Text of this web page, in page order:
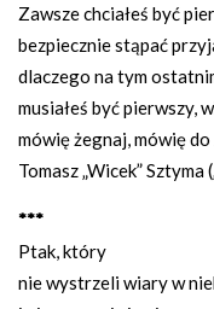
Zawsze chciałeś być
bezpiecznie stąpać
dlaczego na tym
musiałeś być pierwszy,
mówię żegnaj, mówię do
Tomasz „Wicek”
***
Ptak, który
nie wystrzeli wiary w